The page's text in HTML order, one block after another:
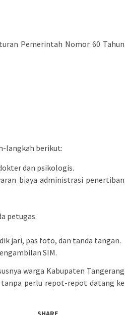
Pemerintah Nomor 60 Tahun
langkah berikut:
dan psikologis.
biaya administrasi penertiban
petugas.
jari, pas foto, dan tanda tangan.
SIM.
warga Kabupaten Tangerang
perlu repot-repot datang ke